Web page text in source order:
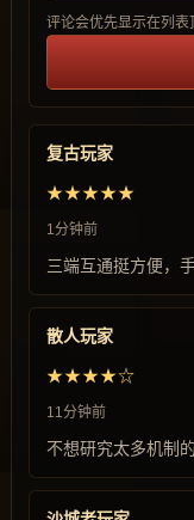
评论会优先显示在列表
复古玩家
★★★★★
1分钟前
三端互通挺方便，
散人玩家
★★★★☆
11分钟前
不想研究太多机制